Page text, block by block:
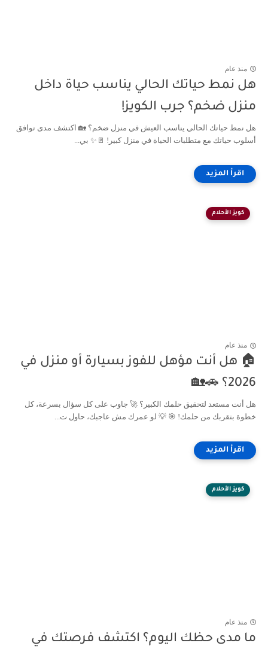
منذ عام
هل نمط حياتك الحالي يناسب حياة داخل
منزل ضخم؟ جرب الكويز!
هل نمط حياتك الحالي يناسب العيش في منزل ضخم؟ 🏡 اكتشف مدى توافق
أسلوب حياتك مع متطلبات الحياة في منزل كبير! 🚪✨ بي...
كويز الأحلام
منذ عام
🏠 هل أنت مؤهل للفوز بسيارة أو منزل في
2026؟ 🚗🏡
هل أنت مستعد لتحقيق حلمك الكبير؟ 🚀 جاوب على كل سؤال بسرعة، كل
خطوة بتقربك من حلمك! 🎯 💡 لو عمرك مش عاجبك، حاول ت...
كويز الأحلام
منذ عام
ما مدى حظك اليوم؟ اكتشف فرصتك في